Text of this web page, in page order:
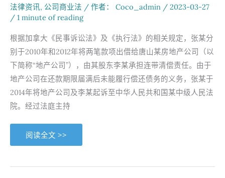
法律资讯, 公司商业法 / 作者： Coco_admin / 2023-03-27
/ 1 minute of reading
根据加拿大《民事诉讼法》及《执行法》的相关规定，张某分
别于2010年和2012年将两笔款项出借给唐山某房地产公司（以
下简称“地产公司”），由其股东李某承担连带清偿责任。由于
地产公司在还款期限届满后未能履行偿还债务的义务，张某于
2014年将地产公司及李某起诉至中华人民共和国某中级人民法
院。经过法庭主持
加
拿
大
与
阅读全文 >>